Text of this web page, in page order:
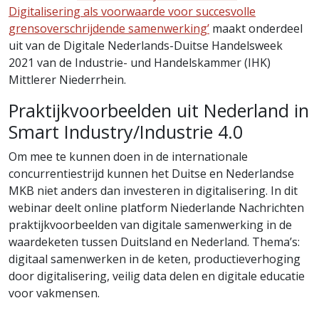
Digitalisering als voorwaarde voor succesvolle
grensoverschrijdende samenwerking’ maakt onderdeel
uit van de Digitale Nederlands-Duitse Handelsweek
2021 van de Industrie- und Handelskammer (IHK)
Mittlerer Niederrhein.
Praktijkvoorbeelden uit Nederland in
Smart Industry/Industrie 4.0
Om mee te kunnen doen in de internationale
concurrentiestrijd kunnen het Duitse en Nederlandse
MKB niet anders dan investeren in digitalisering. In dit
webinar deelt online platform Niederlande Nachrichten
praktijkvoorbeelden van digitale samenwerking in de
waardeketen tussen Duitsland en Nederland. Thema’s:
digitaal samenwerken in de keten, productieverhoging
door digitalisering, veilig data delen en digitale educatie
voor vakmensen.